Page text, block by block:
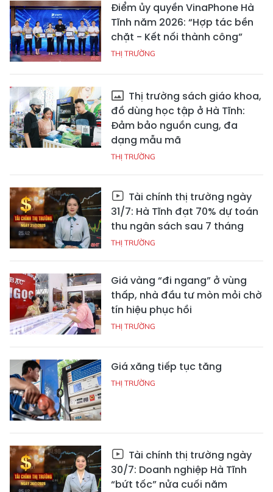
Điểm ủy quyền VinaPhone Hà
Tĩnh năm 2026: “Hợp tác bền
chặt - Kết nối thành công”
THỊ TRƯỜNG
Thị trường sách giáo khoa,
đồ dùng học tập ở Hà Tĩnh:
Đảm bảo nguồn cung, đa
dạng mẫu mã
THỊ TRƯỜNG
Tài chính thị trường ngày
31/7: Hà Tĩnh đạt 70% dự toán
thu ngân sách sau 7 tháng
THỊ TRƯỜNG
Giá vàng “đi ngang” ở vùng
thấp, nhà đầu tư mòn mỏi chờ
tín hiệu phục hồi
THỊ TRƯỜNG
Giá xăng tiếp tục tăng
THỊ TRƯỜNG
Tài chính thị trường ngày
30/7: Doanh nghiệp Hà Tĩnh
“bứt tốc” nửa cuối năm